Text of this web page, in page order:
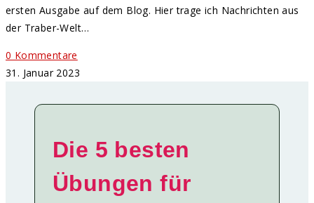
ersten Ausgabe auf dem Blog. Hier trage ich Nachrichten aus
der Traber-Welt…
0 Kommentare
31. Januar 2023
Die 5 besten
Übungen für